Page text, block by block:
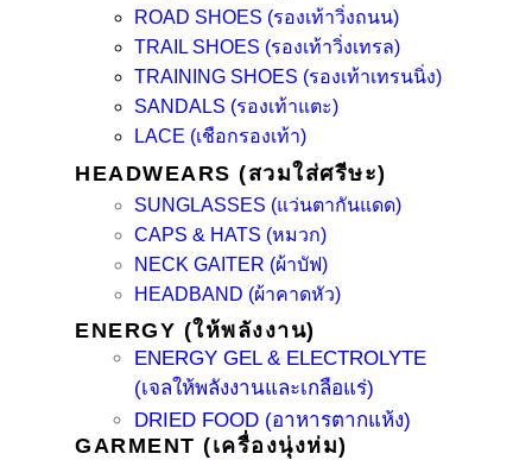
ROAD SHOES (รองเท้าวิ่งถนน)
TRAIL SHOES (รองเท้าวิ่งเทรล)
TRAINING SHOES (รองเท้าเทรนนิ่ง)
SANDALS (รองเท้าแตะ)
LACE (เชือกรองเท้า)
HEADWEARS (สวมใส่ศรีษะ)
SUNGLASSES (แว่นตากันแดด)
CAPS & HATS (หมวก)
NECK GAITER (ผ้าบัฟ)
HEADBAND (ผ้าคาดหัว)
ENERGY (ให้พลังงาน)
ENERGY GEL & ELECTROLYTE
(เจลให้พลังงานและเกลือแร่)
DRIED FOOD (อาหารตากแห้ง)
GARMENT (เครื่องนุ่งห่ม)